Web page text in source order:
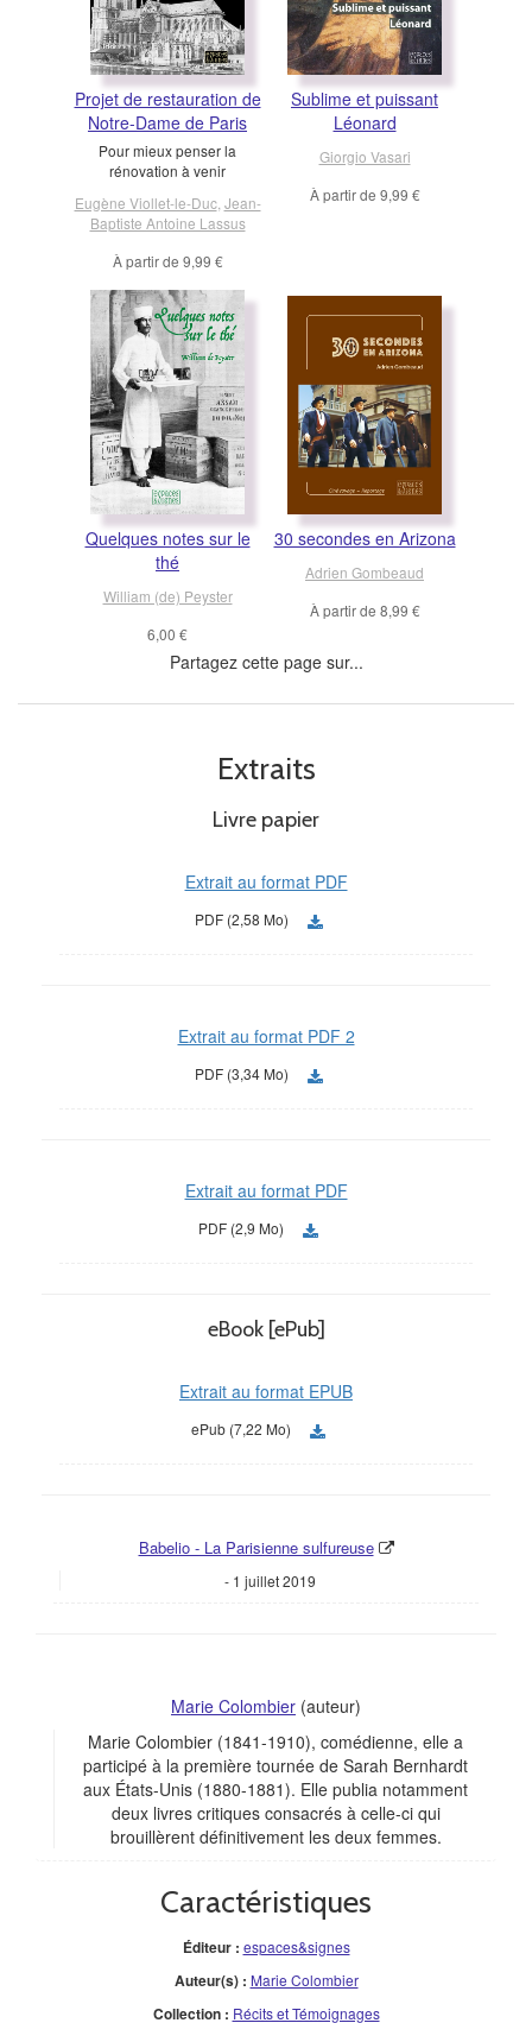
Projet de restauration de
Notre-Dame de Paris
Pour mieux penser la
rénovation à venir
Eugène Viollet-le-Duc, Jean-
Baptiste Antoine Lassus
À partir de 9,99 €
Sublime et puissant
Léonard
Giorgio Vasari
À partir de 9,99 €
Quelques notes sur le
thé
William (de) Peyster
6,00 €
30 secondes en Arizona
Adrien Gombeaud
À partir de 8,99 €
Partagez cette page sur...
Extraits
Livre papier
Extrait au format PDF
PDF (2,58 Mo)
Extrait au format PDF 2
PDF (3,34 Mo)
Extrait au format PDF
PDF (2,9 Mo)
eBook [ePub]
Extrait au format EPUB
ePub (7,22 Mo)
Babelio - La Parisienne sulfureuse
1 juillet 2019
Marie Colombier (auteur)
Marie Colombier (1841-1910), comédienne, elle a
participé à la première tournée de Sarah Bernhardt
aux États-Unis (1880-1881). Elle publia notamment
deux livres critiques consacrés à celle-ci qui
brouillèrent définitivement les deux femmes.
Caractéristiques
Éditeur : espaces&signes
Auteur(s) : Marie Colombier
Collection : Récits et Témoignages